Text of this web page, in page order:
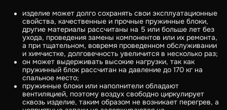
изделие может долго сохранять свои эксплуатационные
свойства, качественные и прочные пружинные блоки,
другие материалы рассчитаны на 5 или больше лет без
ухода, проведения замены компонентов или их ремонта,
а при тщательном, вовремя проведенном обслуживании
и химчистке, долговечность увеличится в несколько раз;
он может выдерживать высокие нагрузки, так как
пружинный блок рассчитан на давление до 170 кг на
спальное место;
пружинные блоки или наполнители обладают
вентиляцией, поэтому воздух свободно циркулирует
сквозь изделие, таким образом не возникает перегрев, а